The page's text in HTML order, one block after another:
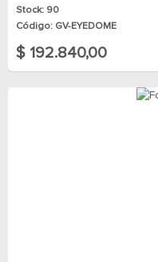
Stock: 90
Código: GV-EYEDOME
$ 192.840,00